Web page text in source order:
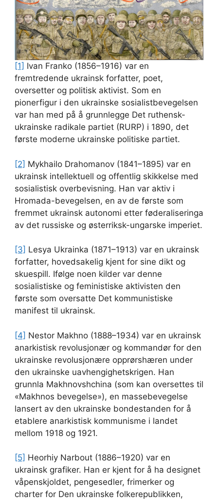
[1] Ivan Franko (1856–1916) var en
fremtredende ukrainsk forfatter, poet,
oversetter og politisk aktivist. Som en
pionerfigur i den ukrainske sosialistbevegelsen
var han med på å grunnlegge Det ruthensk-
ukrainske radikale partiet (RURP) i 1890, det
første moderne ukrainske politiske partiet.
[2] Mykhailo Drahomanov (1841–1895) var en
ukrainsk intellektuell og offentlig skikkelse med
sosialistisk overbevisning. Han var aktiv i
Hromada-bevegelsen, en av de første som
fremmet ukrainsk autonomi etter føderaliseringa
av det russiske og østerriksk-ungarske imperiet.
[3] Lesya Ukrainka (1871–1913) var en ukrainsk
forfatter, hovedsakelig kjent for sine dikt og
skuespill. Ifølge noen kilder var denne
sosialistiske og feministiske aktivisten den
første som oversatte Det kommunistiske
manifest til ukrainsk.
[4] Nestor Makhno (1888–1934) var en ukrainsk
anarkistisk revolusjonær og kommandør for den
ukrainske revolusjonære opprørshæren under
den ukrainske uavhengighetskrigen. Han
grunnla Makhnovshchina (som kan oversettes til
«Makhnos bevegelse»), en massebevegelse
lansert av den ukrainske bondestanden for å
etablere anarkistisk kommunisme i landet
mellom 1918 og 1921.
[5] Heorhiy Narbout (1886–1920) var en
ukrainsk grafiker. Han er kjent for å ha designet
våpenskjoldet, pengesedler, frimerker og
charter for Den ukrainske folkerepublikken,